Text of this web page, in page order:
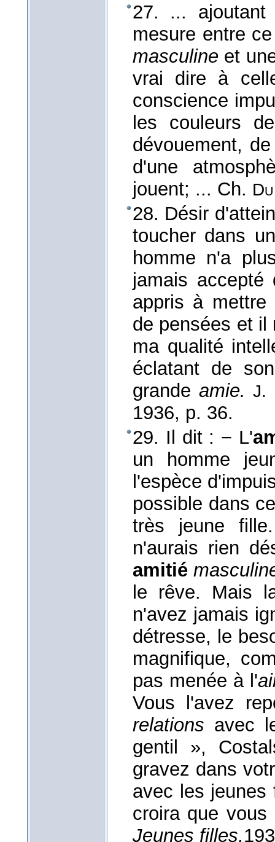
27. ...
mesure entre
masculine et
vrai dire à
conscience
les couleurs
dévouement,
d'une
jouent; ... Ch.
28. Désir
toucher dans
homme n'a
jamais
appris à
de pensées et il
ma qualité
éclatant de
grande amie.J.
1936, p. 36.
29. Il dit : − L'
un homme
l'espèce
possible dans
très jeune
n'aurais rien
amitié
le rêve. Mais
n'avez jamais
détresse, le
magnifique,
pas menée à l'
Vous l'avez
relations avec
gentil »,
gravez dans
avec les jeunes
croira que
Jeunes filles,